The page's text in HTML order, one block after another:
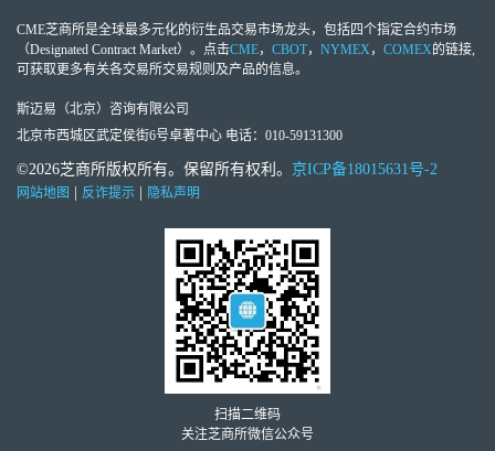
CME芝商所是全球最多元化的衍生品交易市场龙头，包括四个指定合约市场
（Designated Contract Market）。点击CME， CBOT， NYMEX， COMEX的链接,
可获取更多有关各交易所交易规则及产品的信息。
斯迈易（北京）咨询有限公司
北京市西城区武定侯街6号卓著中心 电话：010-59131300
©2026芝商所版权所有。保留所有权利。 京ICP备18015631号-2
网站地图 反诈提示 隐私声明
扫描二维码
关注芝商所微信公众号